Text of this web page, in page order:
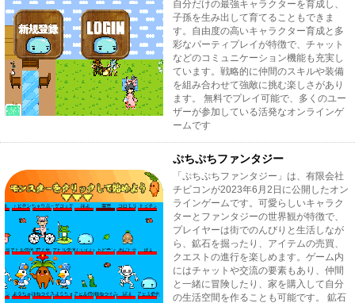
自分だけの最強キャラクターを育成し、
子孫を生み出して育てることもできま
す。自由度の高いキャラクター育成と多
彩なパーティプレイが特徴で、チャット
などのコミュニケーション機能も充実し
ています。戦略的に仲間のスキルや装備
を組み合わせて強敵に挑む楽しさがあり
ます。 無料でプレイ可能で、多くのユー
ザーが参加している活発なオンラインゲ
ームです
ぷちぷちファンタジー
「ぷちぷちファンタジー」は、有限会社
チビコンが2023年6月2日に公開したオン
ラインゲームです。可愛らしいキャラク
ターとファンタジーの世界観が特徴で、
プレイヤーは街でのんびりと生活しなが
ら、鉱石を掘ったり、アイテムの売買、
クエストの進行を楽しめます。ゲーム内
にはチャットや交流の要素もあり、仲間
と一緒に冒険したり、家を購入して自分
の生活空間を作ることも可能です。 鉱石